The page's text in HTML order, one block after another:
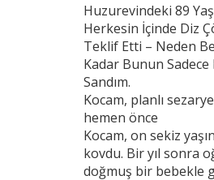
Huzurevindeki 89
Herkesin İçinde Diz
Teklif Etti – Neden
Kadar Bunun
Sandım.
Kocam, planlı
hemen önce
Kocam, on sekiz
kovdu. Bir yıl sonra
doğmuş bir bebekle